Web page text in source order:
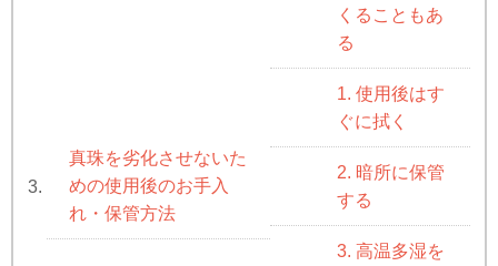
くることもあ
る
3.
真珠を劣化させないた
めの使用後のお手入
れ・保管方法
1. 使用後はす
ぐに拭く
2. 暗所に保管
する
3. 高温多湿を